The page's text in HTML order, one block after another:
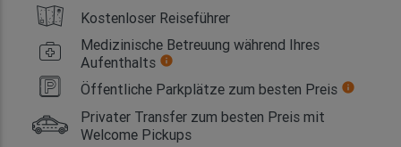
Kostenloser Reiseführer
Medizinische Betreuung während Ihres
Aufenthalts info
Öffentliche Parkplätze zum besten Preis info
Privater Transfer zum besten Preis mit
Welcome Pickups